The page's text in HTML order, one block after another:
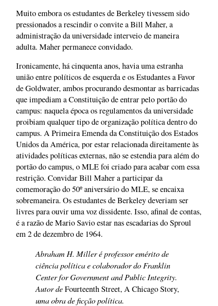
Muito embora os estudantes de Berkeley tivessem sido
pressionados a rescindir o convite a Bill Maher, a
administração da universidade interveio de maneira
adulta. Maher permanece convidado.
Ironicamente, há cinquenta anos, havia uma estranha
união entre políticos de esquerda e os Estudantes a Favor
de Goldwater, ambos procurando desmontar as barricadas
que impediam a Constituição de entrar pelo portão do
campus: naquela época os regulamentos da universidade
proibiam qualquer tipo de organização política dentro do
campus. A Primeira Emenda da Constituição dos Estados
Unidos da América, por estar relacionada direitamente às
atividades políticas externas, não se estendia para além do
portão do campus, o MLE foi criado para acabar com essa
restrição. Convidar Bill Maher a participar da
comemoração do 50º aniversário do MLE, se encaixa
sobremaneira. Os estudantes de Berkeley deveriam ser
livres para ouvir uma voz dissidente. Isso, afinal de contas,
é a razão de Mario Savio estar nas escadarias do Sproul
em 2 de dezembro de 1964.
Abraham H. Miller é professor emérito de
ciência política e colaborador do Franklin
Center for Government and Public Integrity.
Autor deFourteenth Street, A Chicago Story,
uma obra de ficção política.